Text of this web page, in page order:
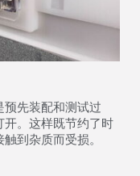
先装配和测试过
。这样既节约了时
到杂质而受损。